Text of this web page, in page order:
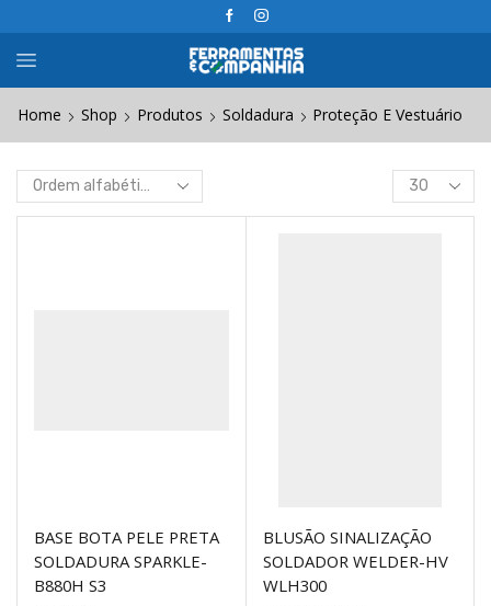
Home Shop Produtos Soldadura Proteção E Vestuário
Products
per
BASE BOTA PELE PRETA
SOLDADURA SPARKLE-
B880H S3
BLUSÃO SINALIZAÇÃO
SOLDADOR WELDER-HV
WLH300